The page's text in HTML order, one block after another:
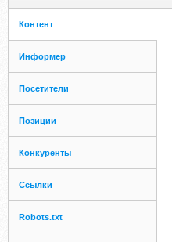
Контент
Информер
Посетители
Позиции
Конкуренты
Ссылки
Robots.txt